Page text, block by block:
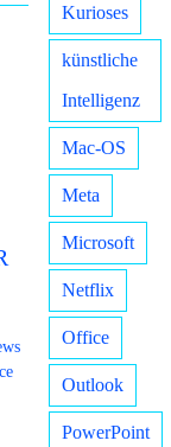
Kurioses
künstliche
Intelligenz
Mac-OS
Meta
Microsoft
Netflix
Office
Outlook
PowerPoint